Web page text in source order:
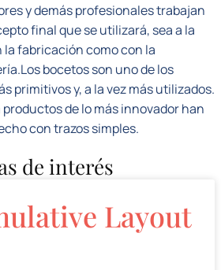
y demás profesionales trabajan
final que se utilizará, sea a la
la fabricación como con la
bocetos son uno de los
primitivos y, a la vez más utilizados.
de lo más innovador han
con trazos simples.
de interés
Layout